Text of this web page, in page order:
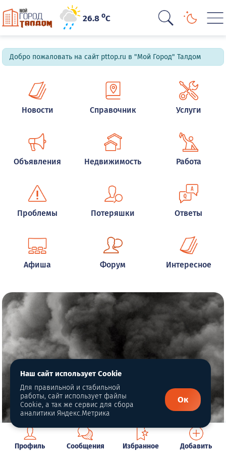
26.8oC
Добро пожаловать на сайт pttop.ru в "Мой Город" Талдом
Новости Справочник Услуги
Объявления Недвижимость Работа
Проблемы Потеряшки Ответы
Афиша Форум Интересное
Профиль Сообщения Избранное Добавить
Наш сайт использует Cookie
Для правильной и стабильной
работы, сайт использует файлы
Cookie, а так же сервис для сбора
аналитики Яндекс.Метрика
Ок